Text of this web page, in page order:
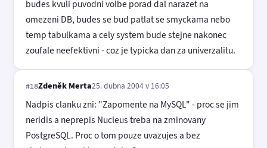
budes kvuli puvodni volbe porad dal narazet na
omezeni DB, budes se bud patlat se smyckama nebo
temp tabulkama a cely system bude stejne nakonec
zoufale neefektivni - coz je typicka dan za univerzalitu.
#18Zdeněk Merta25. dubna 2004 v 16:05
Nadpis clanku zni: "Zapomente na MySQL" - proc se jim
neridis a neprepis Nucleus treba na zminovany
PostgreSQL. Proc o tom pouze uvazujes a bez